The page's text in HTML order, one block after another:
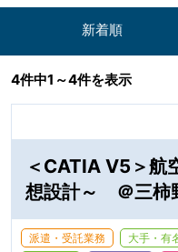
新着順
4件中1～4件を表示
＜CATIA V5＞航
想設計～ ＠三柿
派遣・受託業務 大手・有